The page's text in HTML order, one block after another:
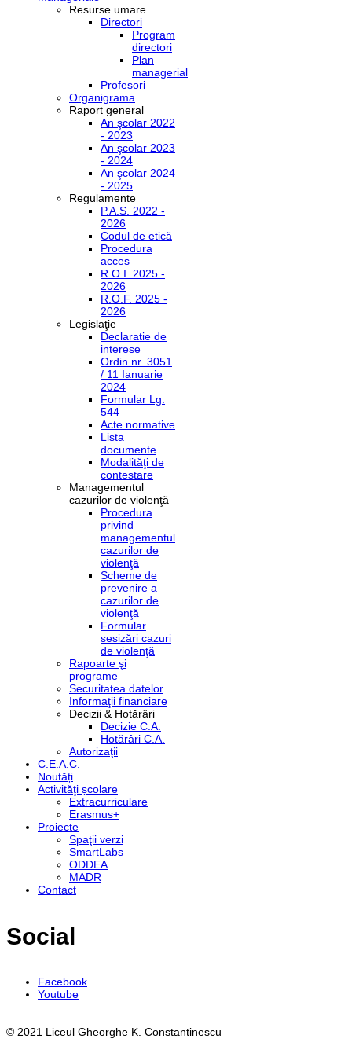
Resurse umare
Directori
Program
directori
Plan
managerial
Profesori
Organigrama
Raport general
An şcolar 2022
- 2023
An şcolar 2023
- 2024
An şcolar 2024
- 2025
Regulamente
P.A.S. 2022 -
2026
Codul de etică
Procedura
acces
R.O.I. 2025 -
2026
R.O.F. 2025 -
2026
Legislaţie
Declaratie de
interese
Ordin nr. 3051
/ 11 Ianuarie
2024
Formular Lg.
544
Acte normative
Lista
documente
Modalităţi de
contestare
Managementul
cazurilor de violenţă
Procedura
privind
managementul
cazurilor de
violenţă
Scheme de
prevenire a
cazurilor de
violenţă
Formular
sesizări cazuri
de violenţă
Rapoarte şi
programe
Securitatea datelor
Informaţii financiare
Decizii & Hotărâri
Decizie C.A.
Hotărâri C.A.
Autorizaţii
C.E.A.C.
Noutăți
Activităţi școlare
Extracurriculare
Erasmus+
Proiecte
Spaţii verzi
SmartLabs
ODDEA
MADR
Contact
Social
Facebook
Youtube
© 2021 Liceul Gheorghe K. Constantinescu